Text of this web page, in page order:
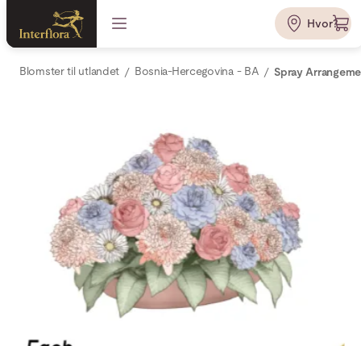
Hvor?
Blomster til utlandet Bosnia-Hercegovina - BA Spray